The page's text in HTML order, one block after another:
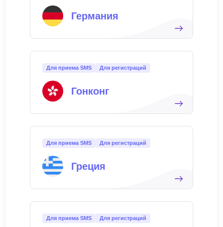
Германия
Для приема SMS Для регистраций
Гонконг
Для приема SMS Для регистраций
Греция
Для приема SMS Для регистраций